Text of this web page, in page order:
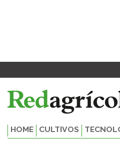
HOME CULTIVOS